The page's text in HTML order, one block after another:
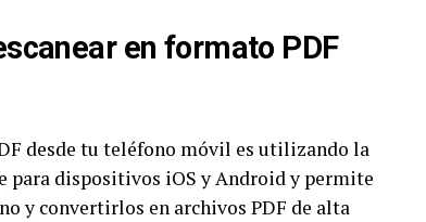
en formato PDF
desde tu teléfono móvil es utilizando la
para dispositivos iOS y Android y permite
y convertirlos en archivos PDF de alta